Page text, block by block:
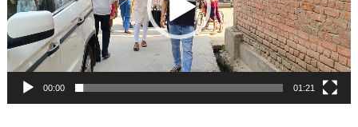
00:00 01:21